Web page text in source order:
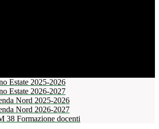
Estate 2025-2026
Estate 2026-2027
Nord 2025-2026
Nord 2026-2027
38 Formazione docenti